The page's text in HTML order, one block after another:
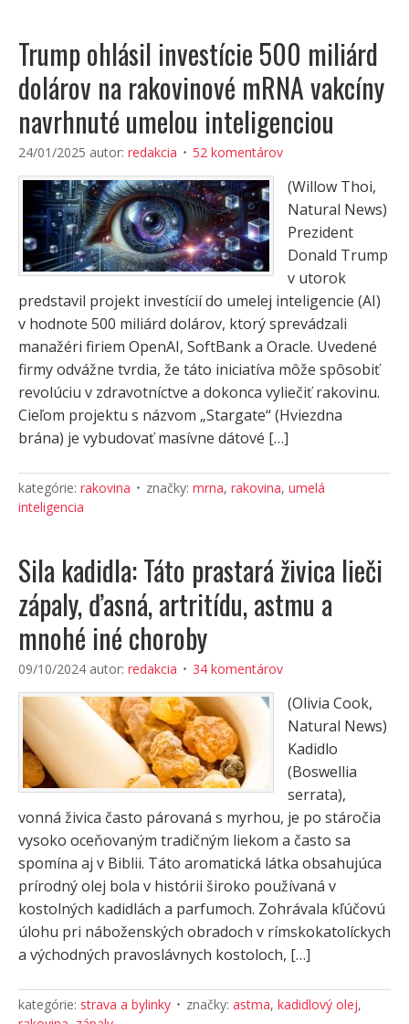
Trump ohlásil investície 500 miliárd
dolárov na rakovinové mRNA vakcíny
navrhnuté umelou inteligenciou
24/01/2025 autor: redakcia 52 komentárov
(Willow Thoi,
Natural News)
Prezident
Donald Trump
v utorok
predstavil projekt investícií do umelej inteligencie (AI)
v hodnote 500 miliárd dolárov, ktorý sprevádzali
manažéri firiem OpenAI, SoftBank a Oracle. Uvedené
firmy odvážne tvrdia, že táto iniciatíva môže spôsobiť
revolúciu v zdravotníctve a dokonca vyliečiť rakovinu.
Cieľom projektu s názvom „Stargate“ (Hviezdna
brána) je vybudovať masívne dátové […]
kategórie: rakovina značky: mrna, rakovina, umelá
inteligencia
Sila kadidla: Táto prastará živica lieči
zápaly, ďasná, artritídu, astmu a
mnohé iné choroby
09/10/2024 autor: redakcia 34 komentárov
(Olivia Cook,
Natural News)
Kadidlo
(Boswellia
serrata),
vonná živica často párovaná s myrhou, je po stáročia
vysoko oceňovaným tradičným liekom a často sa
spomína aj v Biblii. Táto aromatická látka obsahujúca
prírodný olej bola v histórii široko používaná v
kostolných kadidlách a parfumoch. Zohrávala kľúčovú
úlohu pri náboženských obradoch v rímskokatolíckych
a východných pravoslávnych kostoloch, […]
kategórie: strava a bylinky značky: astma, kadidlový olej,